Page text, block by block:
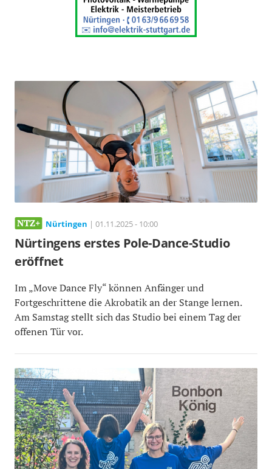
Nürtingen | 01.11.2025 - 10:00
Nürtingens erstes Pole-Dance-Studio
eröffnet
Im „Move Dance Fly“ können Anfänger und
Fortgeschrittene die Akrobatik an der Stange lernen.
Am Samstag stellt sich das Studio bei einem Tag der
offenen Tür vor.